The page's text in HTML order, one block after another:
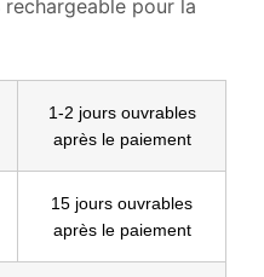
1-2 jours ouvrables
après le paiement
15 jours ouvrables
après le paiement